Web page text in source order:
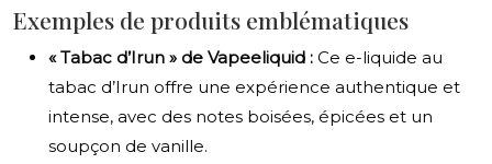
Exemples de produits emblématiques
« Tabac d’Irun » de Vapeeliquid : Ce e-liquide au
tabac d’Irun offre une expérience authentique et
intense, avec des notes boisées, épicées et un
soupçon de vanille.